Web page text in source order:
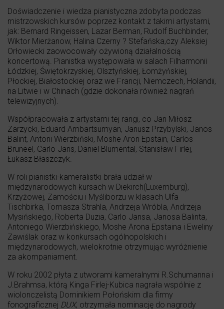
Doświadczenie i wiedza pianistyczna zdobyta podczas
mistrzowskich kursów poprzez kontakt z takimi artystami,
jak: Bernard Ringeissen, Lazar Berman, Rudolf Buchbinder,
Wiktor Mierżanow, Halina Czerny ? Stefańska,czy Aleksiej
Orłowiecki zaowocowały ożywioną działalnością
koncertową. Pianistka występowała w salach Filharmonii
Łódzkiej, Świętokrzyskiej, Olsztyńskiej, Łomżyńskiej,
Płockiej, Białostockiej oraz we Francji, Niemczech, Holandii,
na Litwie i w Chinach (gdzie dokonała również nagrań
telewizyjnych).
Współpracowała z artystami tej rangi, co Jan Miłosz
Zarzycki, Eduard Ambartsumyan, Janusz Przybylski, Janos
Balint, Antoni Wierzbiński, Moshe Aron Epstain, Carlos
Bruneel, Carlo Jans, Daniel Blumental, Stanisław Firlej,
Łukasz Błaszczyk.
W roli pianistki-kameralistki brała udział w
międzynarodowych kursach w Diekirch(Luxemburg),
Krzyżowej, Zamościu i Myśliborzu w klasach Ulfa
Tischbirka, Tomasza Strahla, Andrzeja Wróbla, Andrzeja
Mysińskiego, Roberta Duzia, Carlo Jansa, Janosa Balinta,
Antoniego Wierzbińskiego, Moshe Arona Epstaina i Eweliny
Zawiślak oraz w konkursach ogólnopolskich i
międzynarodowych, wielokrotnie otrzymując wyróżnienie
za akompaniament.
W roku 2002 płyta z utworami kameralnymi R.Schumanna i
J.Brahmsa, którą Kinga Firlej-Kubica nagrała wspólnie z
wiolonczelistą Dominikiem Połońskim dla firmy
fonograficznej DUX, otrzymała nominację do nagrody